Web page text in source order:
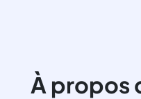
À propos